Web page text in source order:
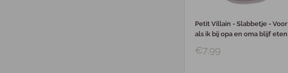
Petit Villain - Slabbetje - Voor
als ik bij opa en oma blijf eten
€7,99